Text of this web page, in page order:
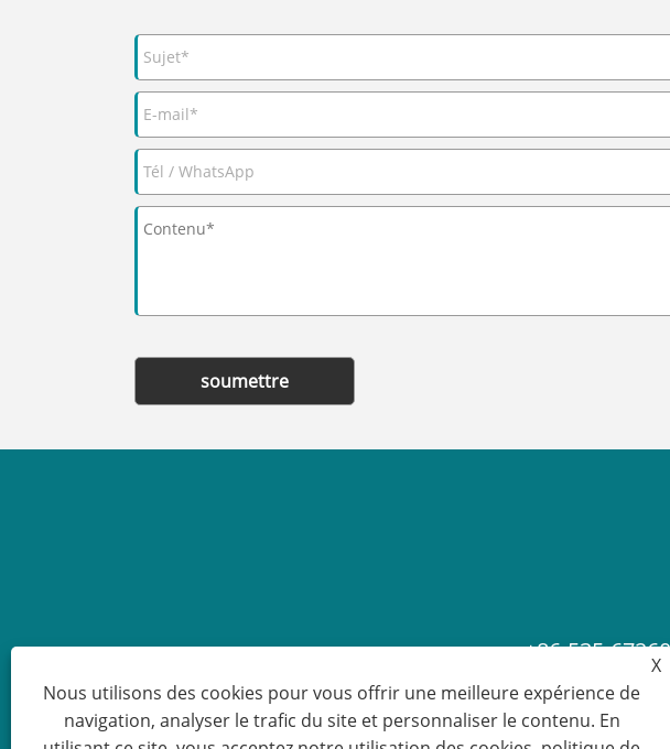
soumettre
+86-535-
X
Nous utilisons des cookies pour vous offrir une meilleure expérience de
navigation, analyser le trafic du site et personnaliser le contenu. En